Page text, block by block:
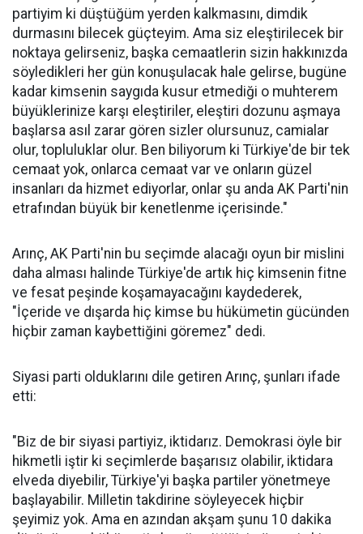
partiyim ki düştüğüm yerden kalkmasını, dimdik
durmasını bilecek güçteyim. Ama siz eleştirilecek bir
noktaya gelirseniz, başka cemaatlerin sizin hakkınızda
söyledikleri her gün konuşulacak hale gelirse, bugüne
kadar kimsenin saygıda kusur etmediği o muhterem
büyüklerinize karşı eleştiriler, eleştiri dozunu aşmaya
başlarsa asıl zarar gören sizler olursunuz, camialar
olur, topluluklar olur. Ben biliyorum ki Türkiye'de bir tek
cemaat yok, onlarca cemaat var ve onların güzel
insanları da hizmet ediyorlar, onlar şu anda AK Parti'nin
etrafından büyük bir kenetlenme içerisinde."
Arınç, AK Parti'nin bu seçimde alacağı oyun bir mislini
daha alması halinde Türkiye'de artık hiç kimsenin fitne
ve fesat peşinde koşamayacağını kaydederek,
"İçeride ve dışarda hiç kimse bu hükümetin gücünden
hiçbir zaman kaybettiğini göremez" dedi.
Siyasi parti olduklarını dile getiren Arınç, şunları ifade
etti:
"Biz de bir siyasi partiyiz, iktidarız. Demokrasi öyle bir
hikmetli iştir ki seçimlerde başarısız olabilir, iktidara
elveda diyebilir, Türkiye'yi başka partiler yönetmeye
başlayabilir. Milletin takdirine söyleyecek hiçbir
şeyimiz yok. Ama en azından akşam şunu 10 dakika